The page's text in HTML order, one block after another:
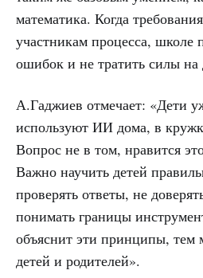
математика. Когда
участникам процесса, школе
ошибок и не тратить силы на
А.Гаджиев отмечает: «Дети
используют ИИ дома, в
Вопрос не в том, нравится
Важно научить детей
проверять ответы, не
понимать границы
объяснит эти принципы, тем
детей и родителей».